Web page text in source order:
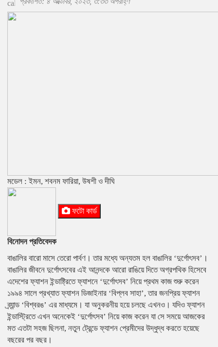
মডেল : ইমন, শবনম ফারিয়া, উষশী ও দীঘি
ফটো কার্ড
বিনোদন প্রতিবেদক
বাঙালির বারো মাসে তেরো পার্বণ। তার মধ্যে অন্যতম হল বাঙালির ‘দুর্গোৎসব’।
বাঙালির জীবনে দুর্গোৎসবের এই আনন্দকে আরো রাঙিয়ে দিতে অগ্রপথিক হিসেবে
এদেশের ফ্যাশন ইন্ডাষ্ট্রিতে ফ্যাশনে ‘দুর্গোৎসব’ নিয়ে প্রথম কাজ শুরু করেন
১৯৯৪ সালে প্রখ্যাত ফ্যাশন ডিজাইনার ‘বিপ্লব সাহা’, তার জনপ্রিয় ফ্যাশন
ব্র্যান্ড ‘বিশ্বরঙ’ এর মাধ্যমে। যা অনুকরনীয় হয়ে চলছে এখনও। যদিও ফ্যাশন
ইন্ডাস্ট্রিতে এখন অনেকেই ‘দুর্গোৎসব’ নিয়ে কাজ করেন যা সে সময়ে আজকের
মত এতটা সহজ ছিলনা, নতুন ট্রেন্ডে ফ্যাশন প্রেমীদের উদ্ধুদ্ধ করতে হয়েছে
বছরের পর বছর।